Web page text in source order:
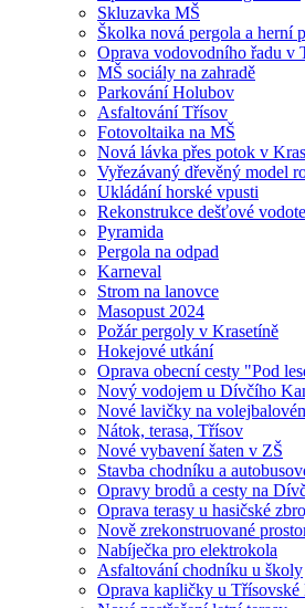
Skluzavka MŠ
Školka nová pergola a herní
Oprava vodovodního řadu v
MŠ sociály na zahradě
Parkování Holubov
Asfaltování Třísov
Fotovoltaika na MŠ
Nová lávka přes potok v
Vyřezávaný dřevěný model
Ukládání horské vpusti
Rekonstrukce dešťové
Pyramida
Pergola na odpad
Karneval
Strom na lanovce
Masopust 2024
Požár pergoly v Krasetíně
Hokejové utkání
Oprava obecní cesty "Pod
Nový vodojem u Dívčího
Nové lavičky na
Nátok, terasa, Třísov
Nové vybavení šaten v ZŠ
Stavba chodníku a
Opravy brodů a cesty na
Oprava terasy u hasičské
Nově zrekonstruované
Nabíječka pro elektrokola
Asfaltování chodníku u školy
Oprava kapličky u Třísovské